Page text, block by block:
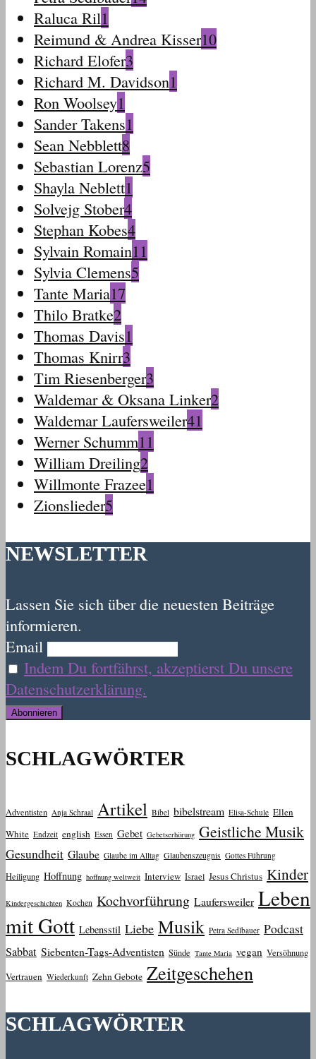
Raluca Ril1
Reimund & Andrea Kisser10
Richard Elofer3
Richard M. Davidson1
Ron Woolsey1
Sander Takens1
Sean Nebblett8
Sebastian Lorenz5
Shayla Neblett1
Solvejg Stober4
Stephan Kobes4
Sylvain Romain11
Sylvia Clemens5
Tante Maria17
Thilo Bratke2
Thomas Davis1
Thomas Knirr3
Tim Riesenberger3
Waldemar & Oksana Linker2
Waldemar Laufersweiler41
Werner Schumm11
William Dreiling2
Willmonte Frazee1
Zionslieder5
NEWSLETTER
Lassen Sie sich über die neuesten Beiträge
informieren.
Email
Indem Du fortfährst, akzeptierst Du unsere
Datenschutzerklärung.
SCHLAGWÖRTER
Adventisten Anja Schraal Artikel Bibel bibelstream Elisa-Schule Ellen
White Endzeit english Essen Gebet Gebetserhörung Geistliche Musik
Gesundheit Glaube Glaube im Alltag Glaubenszeugnis Gottes Führung
Heiligung Hoffnung hoffnung weltweit Interview Israel Jesus Christus Kinder
Kindergeschichten Kochen Kochvorführung Laufersweiler Leben
mit Gott Lebensstil Liebe Musik Petra Sedlbauer Podcast
Sabbat Siebenten-Tags-Adventisten Sünde Tante Maria vegan Versöhnung
Vertrauen Wiederkunft Zehn Gebote Zeitgeschehen
SCHLAGWÖRTER